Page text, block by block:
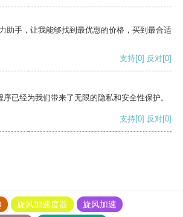
助手，让我能够找到最优惠的价格，买到最合适
支持[0] 反对[0]
已经为我们带来了无限的隐私和安全性保护。
支持[0] 反对[0]
旋风加速度器
旋风加速